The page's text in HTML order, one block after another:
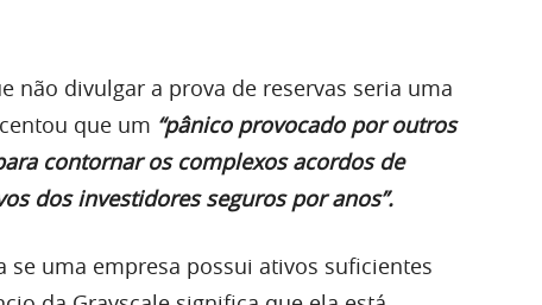
não divulgar a prova de reservas seria uma
que um “pânico provocado por outros
contornar os complexos acordos de
dos investidores seguros por anos”.
se uma empresa possui ativos suficientes